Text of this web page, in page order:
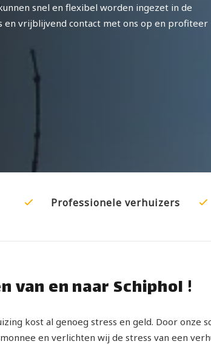
snel en flexibel worden ingezet in de
en vrijblijvend contact met ons op en profiteer
Professionele verhuizers
van en naar Schiphol !
kost al genoeg stress en geld. Door onze
en verlichten wij de stress van een